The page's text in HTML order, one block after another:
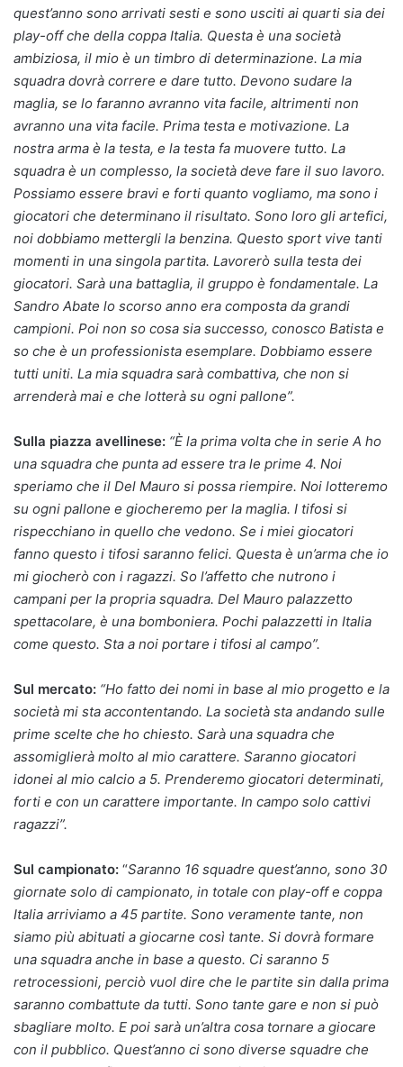
quest’anno sono arrivati sesti e sono usciti ai quarti sia dei
play-off che della coppa Italia. Questa è una società
ambiziosa, il mio è un timbro di determinazione. La mia
squadra dovrà correre e dare tutto. Devono sudare la
maglia, se lo faranno avranno vita facile, altrimenti non
avranno una vita facile. Prima testa e motivazione. La
nostra arma è la testa, e la testa fa muovere tutto. La
squadra è un complesso, la società deve fare il suo lavoro.
Possiamo essere bravi e forti quanto vogliamo, ma sono i
giocatori che determinano il risultato. Sono loro gli artefici,
noi dobbiamo mettergli la benzina. Questo sport vive tanti
momenti in una singola partita. Lavorerò sulla testa dei
giocatori. Sarà una battaglia, il gruppo è fondamentale. La
Sandro Abate lo scorso anno era composta da grandi
campioni. Poi non so cosa sia successo, conosco Batista e
so che è un professionista esemplare. Dobbiamo essere
tutti uniti. La mia squadra sarà combattiva, che non si
arrenderà mai e che lotterà su ogni pallone”.
Sulla piazza avellinese: “È la prima volta che in serie A ho
una squadra che punta ad essere tra le prime 4. Noi
speriamo che il Del Mauro si possa riempire. Noi lotteremo
su ogni pallone e giocheremo per la maglia. I tifosi si
rispecchiano in quello che vedono. Se i miei giocatori
fanno questo i tifosi saranno felici. Questa è un’arma che io
mi giocherò con i ragazzi. So l’affetto che nutrono i
campani per la propria squadra. Del Mauro palazzetto
spettacolare, è una bomboniera. Pochi palazzetti in Italia
come questo. Sta a noi portare i tifosi al campo”.
Sul mercato: “Ho fatto dei nomi in base al mio progetto e la
società mi sta accontentando. La società sta andando sulle
prime scelte che ho chiesto. Sarà una squadra che
assomiglierà molto al mio carattere. Saranno giocatori
idonei al mio calcio a 5. Prenderemo giocatori determinati,
forti e con un carattere importante. In campo solo cattivi
ragazzi”.
Sul campionato: “Saranno 16 squadre quest’anno, sono 30
giornate solo di campionato, in totale con play-off e coppa
Italia arriviamo a 45 partite. Sono veramente tante, non
siamo più abituati a giocarne così tante. Si dovrà formare
una squadra anche in base a questo. Ci saranno 5
retrocessioni, perciò vuol dire che le partite sin dalla prima
saranno combattute da tutti. Sono tante gare e non si può
sbagliare molto. E poi sarà un’altra cosa tornare a giocare
con il pubblico. Quest’anno ci sono diverse squadre che